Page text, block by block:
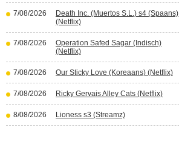
7/08/2026
Death Inc. (Muertos S.L.) s4 (Spaans)
(Netflix)
7/08/2026
Operation Safed Sagar (Indisch)
(Netflix)
7/08/2026 Our Sticky Love (Koreaans) (Netflix)
7/08/2026 Ricky Gervais Alley Cats (Netflix)
8/08/2026 Lioness s3 (Streamz)